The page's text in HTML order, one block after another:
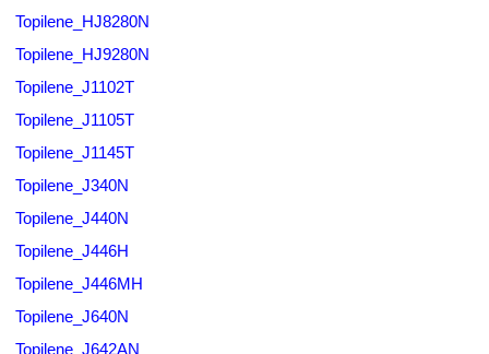
Topilene_HJ8280N
Topilene_HJ9280N
Topilene_J1102T
Topilene_J1105T
Topilene_J1145T
Topilene_J340N
Topilene_J440N
Topilene_J446H
Topilene_J446MH
Topilene_J640N
Topilene_J642AN